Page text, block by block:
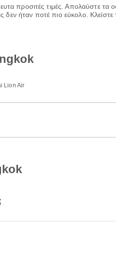
προσιτές τιμές. Απολαύστε τα
ήταν ποτέ πιο εύκολο. Κλείστε
Lion Air